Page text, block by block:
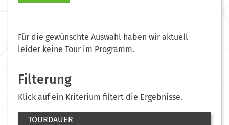
Für die gewünschte Auswahl haben wir aktuell
leider keine Tour im Programm.
Filterung
Klick auf ein Kriterium filtert die Ergebnisse.
TOURDAUER